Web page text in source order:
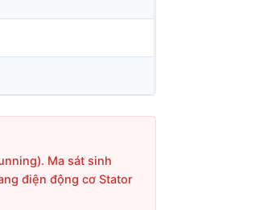
Ma sát sinh
điện động cơ Stator